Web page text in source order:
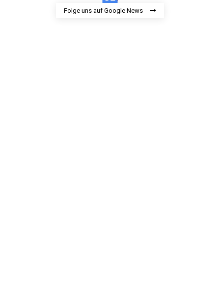
Folge uns auf Google News